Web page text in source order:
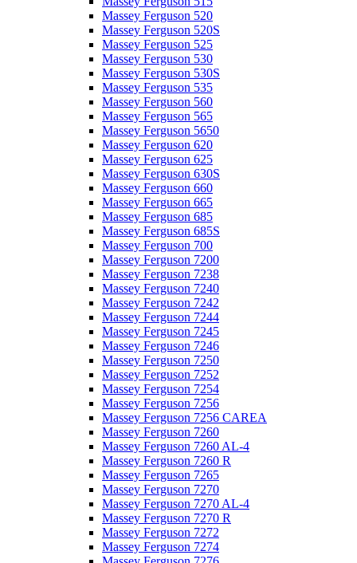
Massey Ferguson 520
Massey Ferguson 520S
Massey Ferguson 525
Massey Ferguson 530
Massey Ferguson 530S
Massey Ferguson 535
Massey Ferguson 560
Massey Ferguson 565
Massey Ferguson 5650
Massey Ferguson 620
Massey Ferguson 625
Massey Ferguson 630S
Massey Ferguson 660
Massey Ferguson 665
Massey Ferguson 685
Massey Ferguson 685S
Massey Ferguson 700
Massey Ferguson 7200
Massey Ferguson 7238
Massey Ferguson 7240
Massey Ferguson 7242
Massey Ferguson 7244
Massey Ferguson 7245
Massey Ferguson 7246
Massey Ferguson 7250
Massey Ferguson 7252
Massey Ferguson 7254
Massey Ferguson 7256
Massey Ferguson 7256 CAREA
Massey Ferguson 7260
Massey Ferguson 7260 AL-4
Massey Ferguson 7260 R
Massey Ferguson 7265
Massey Ferguson 7270
Massey Ferguson 7270 AL-4
Massey Ferguson 7270 R
Massey Ferguson 7272
Massey Ferguson 7274